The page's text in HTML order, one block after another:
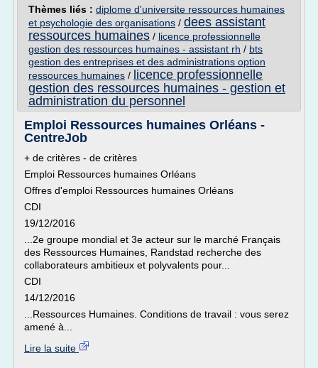
Thèmes liés : diplome d'universite ressources humaines
et psychologie des organisations / dees assistant
ressources humaines / licence professionnelle
gestion des ressources humaines - assistant rh / bts
gestion des entreprises et des administrations option
ressources humaines / licence professionnelle
gestion des ressources humaines - gestion et
administration du personnel
Emploi Ressources humaines Orléans -
CentreJob
+ de critères - de critères
Emploi Ressources humaines Orléans
Offres d'emploi Ressources humaines Orléans
CDI
19/12/2016
...2e groupe mondial et 3e acteur sur le marché Français
des Ressources Humaines, Randstad recherche des
collaborateurs ambitieux et polyvalents pour...
CDI
14/12/2016
...Ressources Humaines. Conditions de travail : vous serez
amené à...
Lire la suite